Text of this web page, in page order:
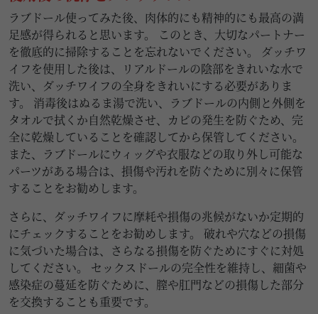
ラブドール使ってみた後、肉体的にも精神的にも最高の満
足感が得られると思います。 このとき、大切なパートナー
を徹底的に掃除することを忘れないでください。 ダッチワ
イフを使用した後は、リアルドールの陰部をきれいな水で
洗い、ダッチワイフの全身をきれいにする必要がありま
す。 消毒後はぬるま湯で洗い、ラブドールの内側と外側を
タオルで拭くか自然乾燥させ、カビの発生を防ぐため、完
全に乾燥していることを確認してから保管してください。
また、ラブドールにウィッグや衣服などの取り外し可能な
パーツがある場合は、損傷や汚れを防ぐために別々に保管
することをお勧めします。
さらに、ダッチワイフに摩耗や損傷の兆候がないか定期的
にチェックすることをお勧めします。 破れや穴などの損傷
に気づいた場合は、さらなる損傷を防ぐためにすぐに対処
してください。 セックスドールの完全性を維持し、細菌や
感染症の蔓延を防ぐために、膣や肛門などの損傷した部分
を交換することも重要です。